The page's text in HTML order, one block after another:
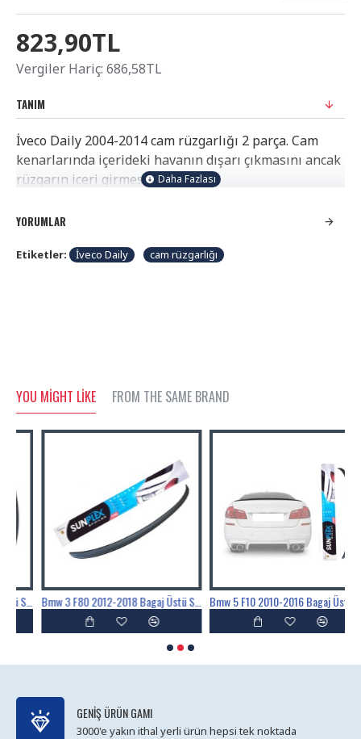
823,90TL
Vergiler Hariç: 686,58TL
TANIM
İveco Daily 2004-2014 cam rüzgarlığı 2 parça. Cam
kenarlarında içerideki havanın dışarı çıkmasını ancak
rüzgarın içeri girmesini engeller.
muhafaza eder. Çift taraflı bant ile veya klipsleri ile
ARACINIZA UYGUN RÜZGARLIK GÖNDERİLECEKTİR.
YORUMLAR
Etiketler: İveco Daily cam rüzgarlığı
YOU MIGHT LIKE FROM THE SAME BRAND
Bmw 3 F80 2012-2018 Bagaj Üstü Spoyler, Spoiler, Çıta Parlak Siyah Piano Black Bmw 5 F10 2010-2016 Bagaj Üstü Spoyler, Spoiler, Çıta Parlak Siyah Piano Black
GENIŞ ÜRÜN GAMI
3000'e yakın ithal yerli ürün hepsi tek noktada